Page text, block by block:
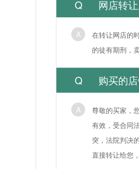
网店转
在转让网店的
的徒有期刑，
购买的
尊敬的买家，
有效，受合同
突，法院判决
直接转让给您